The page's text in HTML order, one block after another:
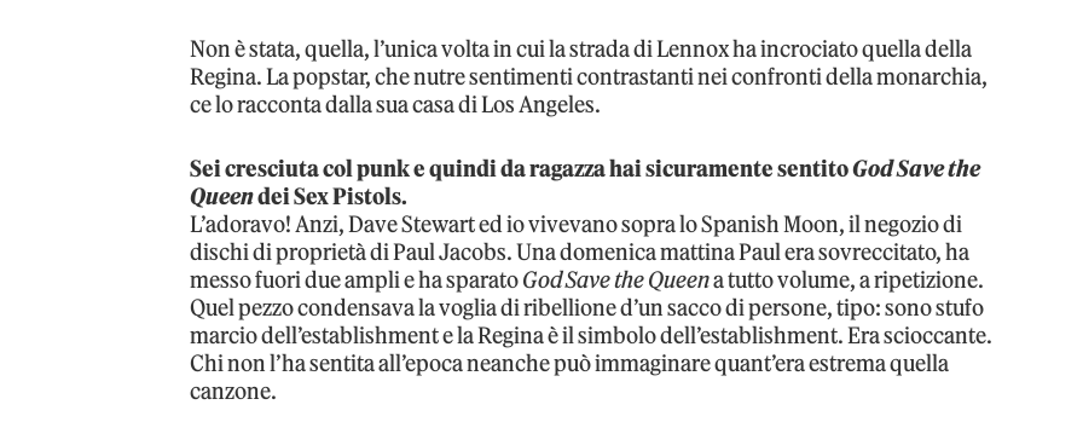
Non è stata, quella, l’unica volta in cui la strada di Lennox ha incrociato quella della
Regina. La popstar, che nutre sentimenti contrastanti nei confronti della monarchia,
ce lo racconta dalla sua casa di Los Angeles.
Sei cresciuta col punk e quindi da ragazza hai sicuramente sentitoGod Save the
Queendei Sex Pistols.
L’adoravo! Anzi, Dave Stewart ed io vivevano sopra lo Spanish Moon, il negozio di
dischi di proprietà di Paul Jacobs. Una domenica mattina Paul era sovreccitato, ha
messo fuori due ampli e ha sparatoGod Save the Queena tutto volume, a ripetizione.
Quel pezzo condensava la voglia di ribellione d’un sacco di persone, tipo: sono stufo
marcio dell’establishment e la Regina è il simbolo dell’establishment. Era scioccante.
Chi non l’ha sentita all’epoca neanche può immaginare quant’era estrema quella
canzone.